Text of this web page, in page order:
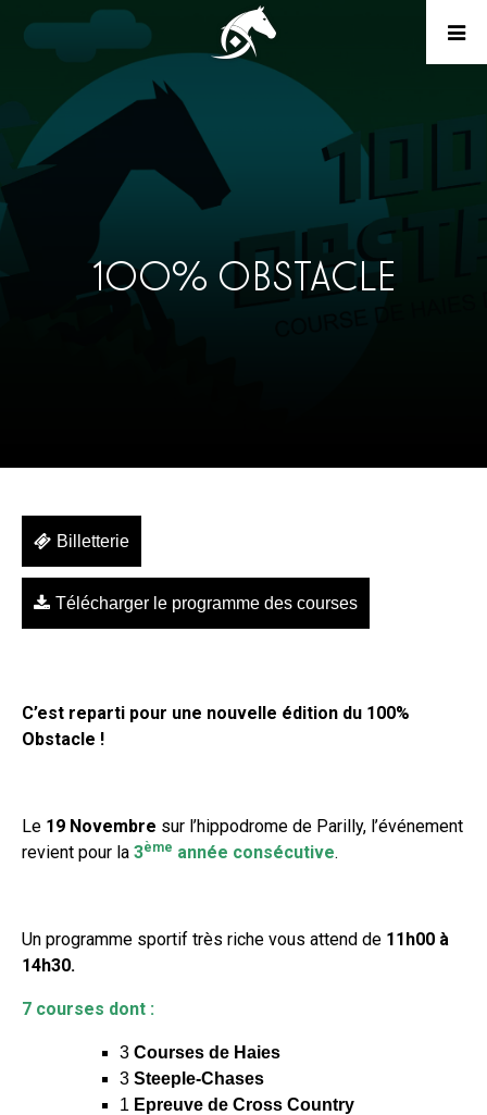
100% OBSTACLE
Billetterie
Télécharger le programme des courses
C’est reparti pour une nouvelle édition du 100%
Obstacle !
Le 19 Novembre sur l’hippodrome de Parilly, l’événement
revient pour la 3ème année consécutive.
Un programme sportif très riche vous attend de 11h00 à
14h30.
7 courses dont :
3 Courses de Haies
3 Steeple-Chases
1 Epreuve de Cross Country